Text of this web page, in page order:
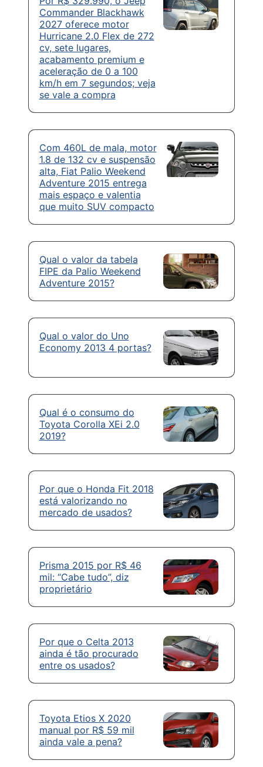
Commander Blackhawk
2027 oferece motor
Hurricane 2.0 Flex de 272
cv, sete lugares,
acabamento premium e
aceleração de 0 a 100
km/h em 7 segundos; veja
se vale a compra
Com 460L de mala, motor
1.8 de 132 cv e suspensão
alta, Fiat Palio Weekend
Adventure 2015 entrega
mais espaço e valentia
que muito SUV compacto
Qual o valor da tabela
FIPE da Palio Weekend
Adventure 2015?
Qual o valor do Uno
Economy 2013 4 portas?
Qual é o consumo do
Toyota Corolla XEi 2.0
2019?
Por que o Honda Fit 2018
está valorizando no
mercado de usados?
Prisma 2015 por R$ 46
mil: “Cabe tudo”, diz
proprietário
Por que o Celta 2013
ainda é tão procurado
entre os usados?
Toyota Etios X 2020
manual por R$ 59 mil
ainda vale a pena?